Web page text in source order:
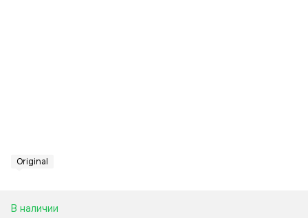
Original
В наличии